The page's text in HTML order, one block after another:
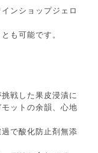
ンショップジェロ
も可能です。
戦した果皮浸漬に
ットの余韻、心地
で酸化防止剤無添